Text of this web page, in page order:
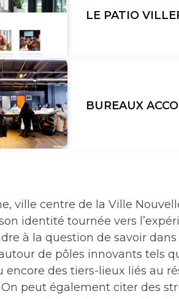
LE PATIO
BUREAUX
ville centre de la Ville
identité tournée vers
à la question de savoir
de pôles innovants tels
encore des tiers-lieux liés au
peut également citer des